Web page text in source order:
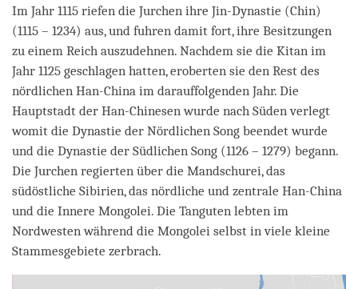
Im Jahr 1115 riefen die Jurchen ihre Jin-Dynastie (Chin)
(1115 – 1234) aus, und fuhren damit fort, ihre Besitzungen
zu einem Reich auszudehnen. Nachdem sie die Kitan im
Jahr 1125 geschlagen hatten, eroberten sie den Rest des
nördlichen Han-China im darauffolgenden Jahr. Die
Hauptstadt der Han-Chinesen wurde nach Süden verlegt
womit die Dynastie der Nördlichen Song beendet wurde
und die Dynastie der Südlichen Song (1126 – 1279) begann.
Die Jurchen regierten über die Mandschurei, das
südöstliche Sibirien, das nördliche und zentrale Han-China
und die Innere Mongolei. Die Tanguten lebten im
Nordwesten während die Mongolei selbst in viele kleine
Stammesgebiete zerbrach.